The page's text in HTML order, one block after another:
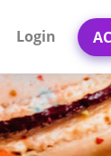
Login